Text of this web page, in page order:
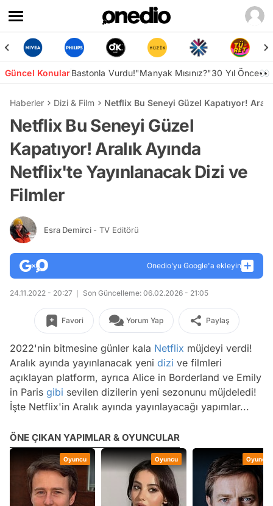
Güncel KonularBastonla Vurdu!"Manyak Mısınız?"30 Yıl Önce👀
Haberler Dizi & Film Netflix Bu Seneyi Güzel Kapatıyor!
Netflix Bu Seneyi Güzel
Kapatıyor! Aralık Ayında
Netflix'te Yayınlanacak Dizi ve
Filmler
Esra Demirci - TV Editörü
Onedio’yu Google'a ekleyin
24.11.2022 - 20:27 Son Güncelleme: 06.02.2026 - 21:05
Favori Yorum Yap Paylaş
2022'nin bitmesine günler kala Netflix müjdeyi verdi!
Aralık ayında yayınlanacak yeni dizi ve filmleri
açıklayan platform, ayrıca Alice in Borderland ve Emily
in Paris gibi sevilen dizilerin yeni sezonunu müjdeledi!
İşte Netflix'in Aralık ayında yayınlayacağı yapımlar...
ÖNE ÇIKAN YAPIMLAR & OYUNCULAR
Oyuncu Oyuncu Oyuncu